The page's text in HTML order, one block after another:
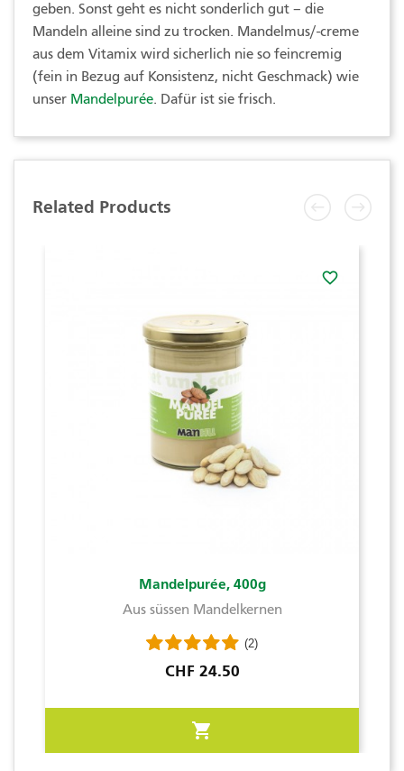
geben. Sonst geht es nicht sonderlich gut – die
Mandeln alleine sind zu trocken. Mandelmus/-creme
aus dem Vitamix wird sicherlich nie so feincremig
(fein in Bezug auf Konsistenz, nicht Geschmack) wie
unser Mandelpurée. Dafür ist sie frisch.
Related Products
Mandelpurée, 400g
Aus süssen Mandelkernen
favorite_border
(2)
Preis
CHF 24.50
shopping_cart